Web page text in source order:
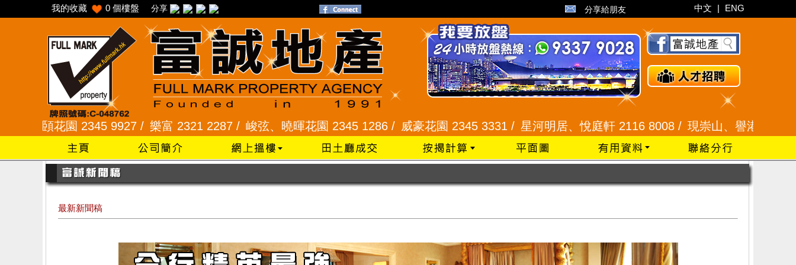
我的收藏 0 個樓盤 分享 分享給朋友 中文 | ENG
花園 2345 9927 /樂富 2321 2287 / 峻弦、曉暉花園 2345 1286 /威豪花園 2345 3331 /星河明居、悅庭軒 2116 8008 / 現崇山、譽港灣 2345 9926 /
最新新聞稿